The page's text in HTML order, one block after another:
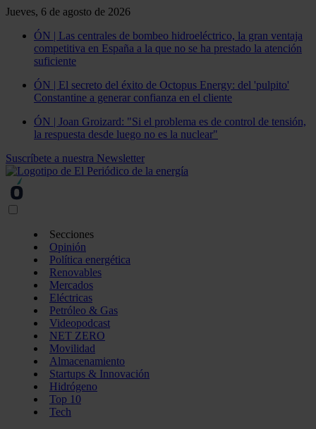
Jueves, 6 de agosto de 2026
ÓN | Las centrales de bombeo hidroeléctrico, la gran ventaja
competitiva en España a la que no se ha prestado la atención
suficiente
ÓN | El secreto del éxito de Octopus Energy: del 'pulpito'
Constantine a generar confianza en el cliente
ÓN | Joan Groizard: "Si el problema es de control de tensión,
la respuesta desde luego no es la nuclear"
Suscríbete a nuestra Newsletter
Secciones
Opinión
Política energética
Renovables
Mercados
Eléctricas
Petróleo & Gas
Videopodcast
NET ZERO
Movilidad
Almacenamiento
Startups & Innovación
Hidrógeno
Top 10
Tech